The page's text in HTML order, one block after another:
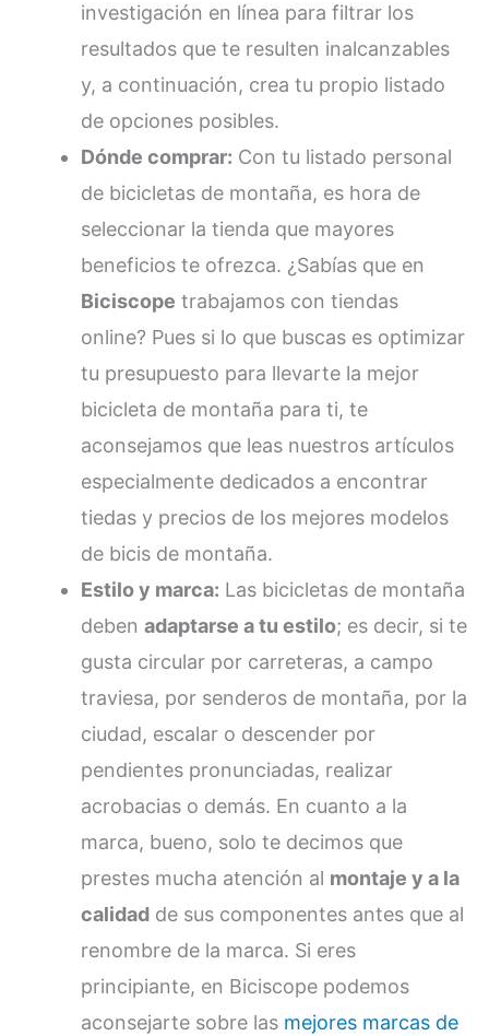
investigación en línea para filtrar los
resultados que te resulten inalcanzables
y, a continuación, crea tu propio listado
de opciones posibles.
Dónde comprar: Con tu listado personal
de bicicletas de montaña, es hora de
seleccionar la tienda que mayores
beneficios te ofrezca. ¿Sabías que en
Biciscope trabajamos con tiendas
online? Pues si lo que buscas es optimizar
tu presupuesto para llevarte la mejor
bicicleta de montaña para ti, te
aconsejamos que leas nuestros artículos
especialmente dedicados a encontrar
tiedas y precios de los mejores modelos
de bicis de montaña.
Estilo y marca: Las bicicletas de montaña
deben adaptarse a tu estilo; es decir, si te
gusta circular por carreteras, a campo
traviesa, por senderos de montaña, por la
ciudad, escalar o descender por
pendientes pronunciadas, realizar
acrobacias o demás. En cuanto a la
marca, bueno, solo te decimos que
prestes mucha atención al montaje y a la
calidad de sus componentes antes que al
renombre de la marca. Si eres
principiante, en Biciscope podemos
aconsejarte sobre las mejores marcas de